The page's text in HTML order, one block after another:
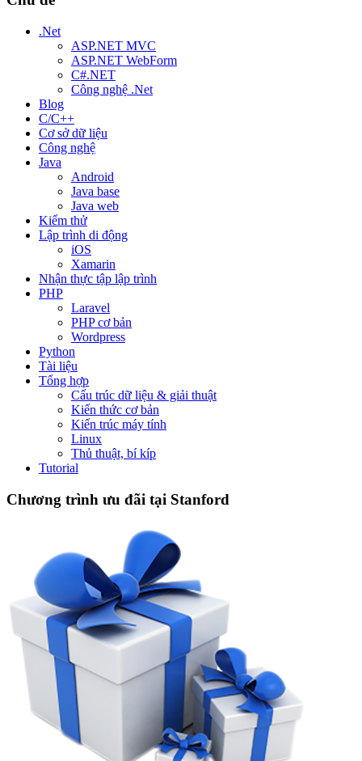
.Net
ASP.NET MVC
ASP.NET WebForm
C#.NET
Công nghệ .Net
Blog
C/C++
Cơ sở dữ liệu
Công nghệ
Java
Android
Java base
Java web
Kiểm thử
Lập trình di động
iOS
Xamarin
Nhận thực tập lập trình
PHP
Laravel
PHP cơ bản
Wordpress
Python
Tài liệu
Tổng hợp
Cấu trúc dữ liệu & giải thuật
Kiến thức cơ bản
Kiến trúc máy tính
Linux
Thủ thuật, bí kíp
Tutorial
Chương trình ưu đãi tại Stanford